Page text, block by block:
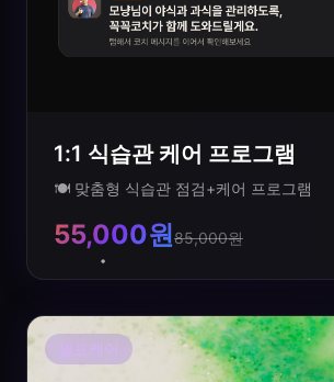
1:1 식습관 케어 프로그램
🍽️ 맞춤형 식습관 점검+케어 프로그램
55,000원85,000원
셀프케어